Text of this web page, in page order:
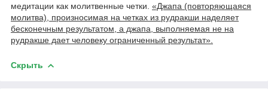
медитации как молитвенные четки. «Джапа (повторяющаяся
молитва), произносимая на четках из рудракши наделяет
бесконечным результатом, а джапа, выполняемая не на
рудракше дает человеку ограниченный результат».
Скрыть